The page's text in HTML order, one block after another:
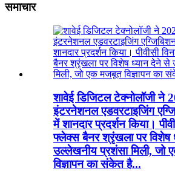
समाचार
शावेई डिजिटल टेक्नोलॉजी ने
इंटरनेशनल एडवरटाइजिंग
में शानदार प्रदर्शन किया।
फ्लेक्स बैनर श्रृंखला पर विशेष
उल्लेखनीय प्रशंसा मिली, जो
विज्ञापन का संकेत है...